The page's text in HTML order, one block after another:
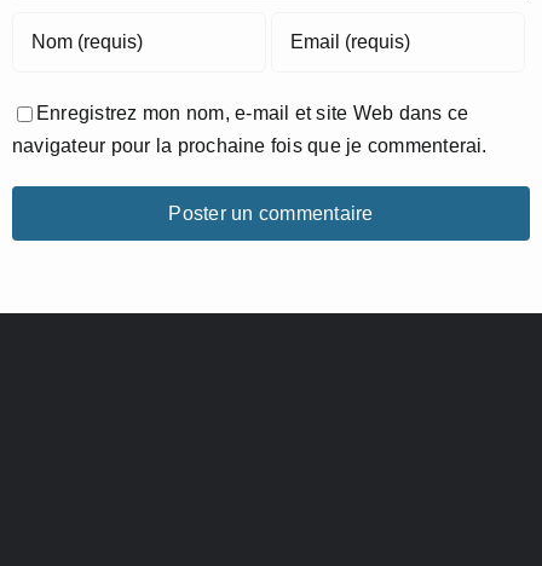
Enregistrez mon nom, e-mail et site Web dans ce
navigateur pour la prochaine fois que je commenterai.